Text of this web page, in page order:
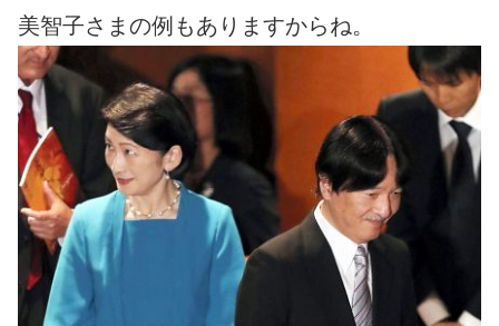
美智子さまの例もありますからね。